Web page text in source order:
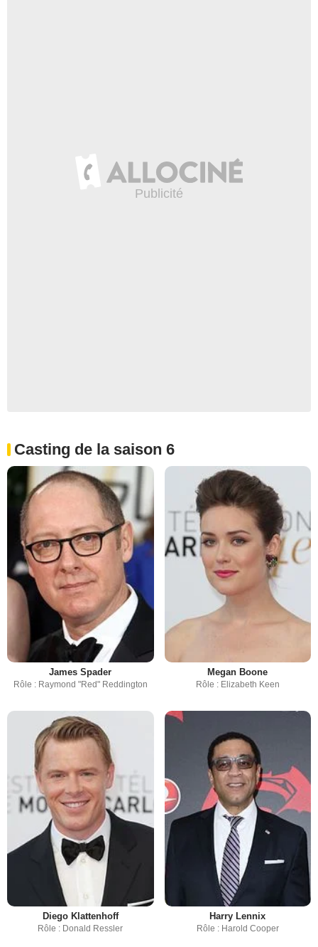
Casting de la saison 6
James Spader
Rôle : Raymond "Red" Reddington
Megan Boone
Rôle : Elizabeth Keen
Diego Klattenhoff
Rôle : Donald Ressler
Harry Lennix
Rôle : Harold Cooper